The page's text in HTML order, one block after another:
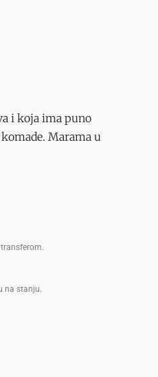
i koja ima puno
Marama u
na stanju.